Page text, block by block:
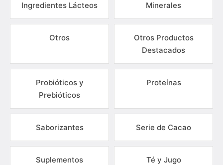
Ingredientes Lácteos Minerales
Otros
Otros Productos
Destacados
Probióticos y
Prebióticos
Proteínas
Saborizantes Serie de Cacao
Suplementos
Té y Jugo